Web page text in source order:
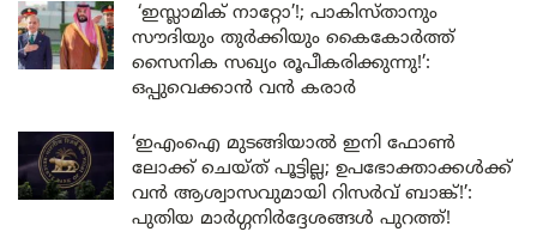
‘ഇസ്ലാമിക് നാറ്റോ’!; പാകിസ്താനും
സൗദിയും തുർക്കിയും കൈകോർത്ത്
സൈനിക സഖ്യം രൂപീകരിക്കുന്നു!’:
ഒപ്പുവെക്കാൻ വൻ കരാർ
‘ഇഎംഐ മുടങ്ങിയാൽ ഇനി ഫോൺ
ലോക്ക് ചെയ്ത് പൂട്ടില്ല; ഉപഭോക്താക്കൾക്ക്
വൻ ആശ്വാസവുമായി റിസർവ് ബാങ്ക്!’:
പുതിയ മാർഗ്ഗനിർദ്ദേശങ്ങൾ പുറത്ത്!